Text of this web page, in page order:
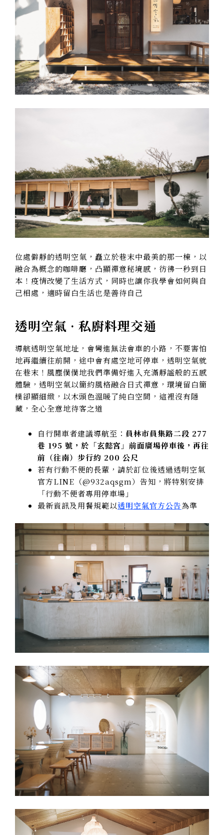
位處僻靜的透明空氣，矗立於巷末中最美的那一棟，以
融合為概念的咖啡廳，凸顯禪意秘境感，彷彿一秒到日
本！疫情改變了生活方式，同時也讓你我學會如何與自
己相處，適時留白生活也是善待自己
透明空氣 · 私廚料理交通
導航透明空氣地址，會彎進無法會車的小路，不要害怕
地再繼續往前開，途中會有處空地可停車，透明空氣就
在巷末！風塵僕僕地我們準備好進入充滿靜謐般的五感
體驗，透明空氣以簡約風格融合日式禪意，環境留白簡
樸卻顯細緻，以木頭色溫暖了純白空間，這裡沒有隱
藏，全心全意地待客之道
自行開車者建議導航至： 員林市員集路二段 277
巷 195 號，於「玄懿宮」前面廣場停車後，再往
前（往南）步行約 200 公尺
若有行動不便的長輩，請於訂位後透過透明空氣
官方LINE（@932aqsgm）告知，將特別安排
「行動不便者專用停車場」
最新資訊及用餐規範以透明空氣官方公告為準